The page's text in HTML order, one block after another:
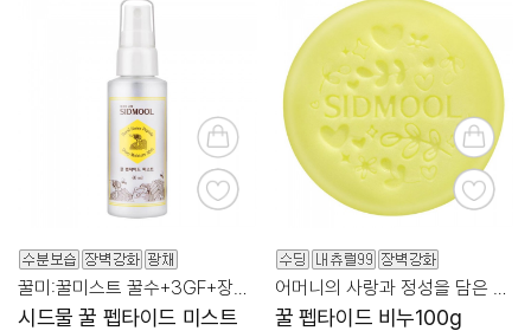
시드물 꿀 펩타이드 미스트
꿀 펩타이드 비누100g